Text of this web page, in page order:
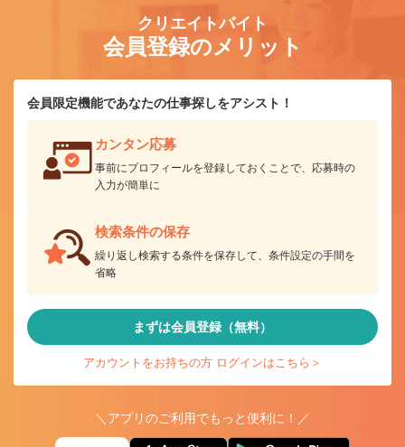
クリエイトバイト
会員登録のメリット
会員限定機能であなたの仕事探しをアシスト！
カンタン応募
事前にプロフィールを登録しておくことで、応募時の
入力が簡単に
検索条件の保存
繰り返し検索する条件を保存して、条件設定の手間を
省略
まずは会員登録（無料）
アカウントをお持ちの方 ログインはこちら＞
＼アプリのご利用でもっと便利に！／